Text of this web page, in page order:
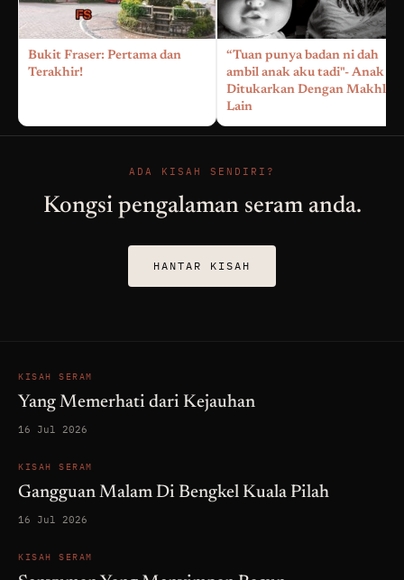
Bukit Fraser: Pertama dan
Terakhir!
“Tuan punya badan ni dah
ambil anak aku tadi"- Anak
Ditukarkan Dengan Makhluk
Lain
ADA KISAH SENDIRI?
Kongsi pengalaman seram anda.
HANTAR KISAH
KISAH SERAM
Yang Memerhati dari Kejauhan
16 Jul 2026
KISAH SERAM
Gangguan Malam Di Bengkel Kuala Pilah
16 Jul 2026
KISAH SERAM